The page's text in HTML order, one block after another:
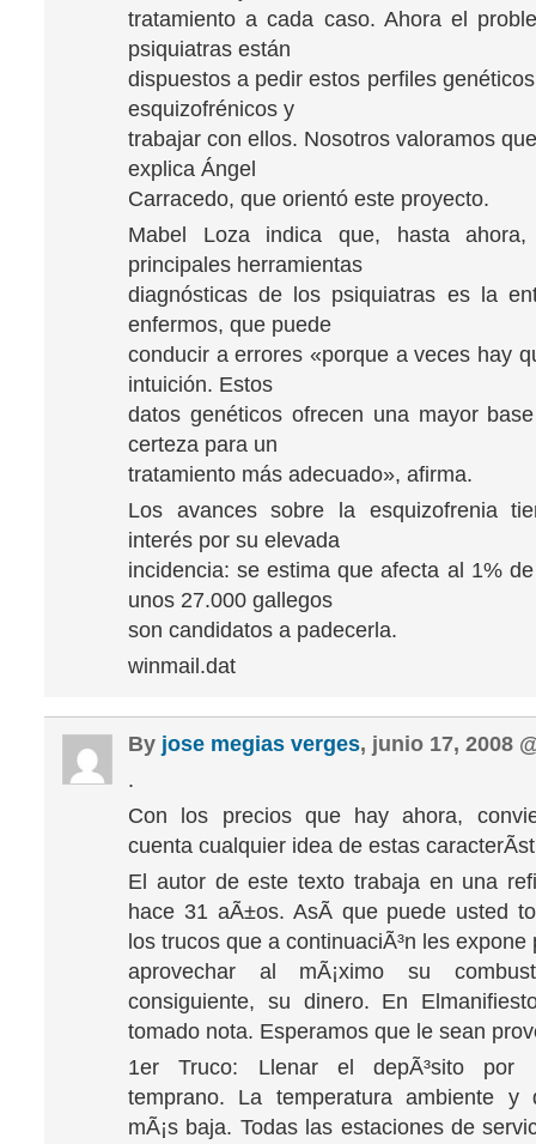
tratamiento a cada caso. Ahora el
psiquiatras están
dispuestos a pedir estos perfiles
esquizofrénicos y
trabajar con ellos. Nosotros valoramos
explica Ángel
Carracedo, que orientó este proyecto.
Mabel Loza indica que, hasta
principales herramientas
diagnósticas de los psiquiatras es la
enfermos, que puede
conducir a errores «porque a veces hay
intuición. Estos
datos genéticos ofrecen una mayor
certeza para un
tratamiento más adecuado», afirma.
Los avances sobre la esquizofrenia
interés por su elevada
incidencia: se estima que afecta al 1%
unos 27.000 gallegos
son candidatos a padecerla.
winmail.dat
By jose megias verges, junio 17, 2008
.
Con los precios que hay ahora,
cuenta cualquier idea de estas
El autor de este texto trabaja en una
hace 31 aÃ±os. AsÃ­ que puede usted
los trucos que a continuaciÃ³n les expone
aprovechar al mÃ¡ximo su
consiguiente, su dinero. En
tomado nota. Esperamos que le sean
1er Truco: Llenar el depÃ³sito por
temprano. La temperatura ambiente y
mÃ¡s baja. Todas las estaciones de